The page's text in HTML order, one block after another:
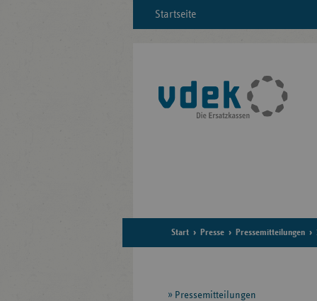
Startseite
Start Presse Pressemitteilungen
Seitennavigation
Pressemitteilungen